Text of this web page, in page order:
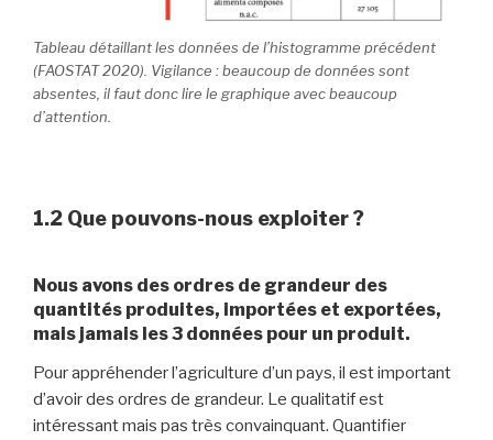
Tableau détaillant les données de l’histogramme précédent
(FAOSTAT 2020). Vigilance : beaucoup de données sont
absentes, il faut donc lire le graphique avec beaucoup
d’attention.
1.2 Que pouvons-nous exploiter ?
Nous avons des ordres de grandeur des
quantités produites, importées et exportées,
mais jamais les 3 données pour un produit.
Pour appréhender l’agriculture d’un pays, il est important
d’avoir des ordres de grandeur. Le qualitatif est
intéressant mais pas très convainquant. Quantifier